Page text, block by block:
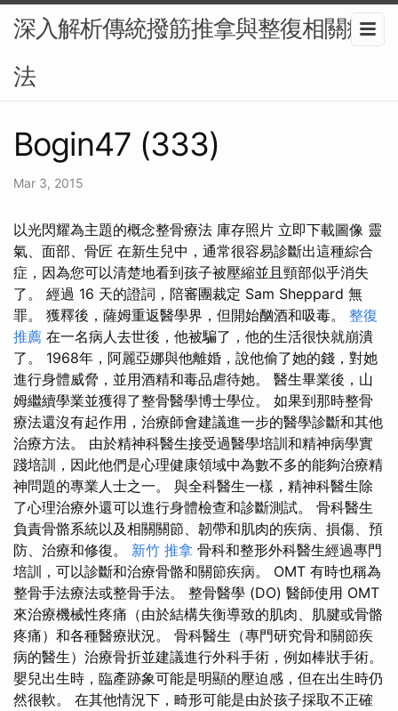
深入解析傳統撥筋推拿與整復相關療
法
Bogin47 (333)
Mar 3, 2015
以光閃耀為主題的概念整骨療法 庫存照片 立即下載圖像 靈
氣、面部、骨匠 在新生兒中，通常很容易診斷出這種綜合
症，因為您可以清楚地看到孩子被壓縮並且頸部似乎消失
了。 經過 16 天的證詞，陪審團裁定 Sam Sheppard 無
罪。 獲釋後，薩姆重返醫學界，但開始酗酒和吸毒。 整復
推薦 在一名病人去世後，他被騙了，他的生活很快就崩潰
了。 1968年，阿麗亞娜與他離婚，說他偷了她的錢，對她
進行身體威脅，並用酒精和毒品虐待她。 醫生畢業後，山
姆繼續學業並獲得了整骨醫學博士學位。 如果到那時整骨
療法還沒有起作用，治療師會建議進一步的醫學診斷和其他
治療方法。 由於精神科醫生接受過醫學培訓和精神病學實
踐培訓，因此他們是心理健康領域中為數不多的能夠治療精
神問題的專業人士之一。 與全科醫生一樣，精神科醫生除
了心理治療外還可以進行身體檢查和診斷測試。 骨科醫生
負責骨骼系統以及相關關​​節、韌帶和肌肉的疾病、損傷、預
防、治療和修復。 新竹 推拿 骨科和整形外科醫生經過專門
培訓，可以診斷和治療骨骼和關節疾病。 OMT 有時也稱為
整骨手法療法或整骨手法。 整骨醫學 (DO) 醫師使用 OMT
來治療機械性疼痛（由於結構失衡導致的肌肉、肌腱或骨骼
疼痛）和各種醫療狀況。 骨科醫生（專門研究骨和關節疾
病的醫生）治療骨折並建議進行外科手術，例如棒狀手術。
嬰兒出生時，臨產跡象可能是明顯的壓迫感，但在出生時仍
然很軟。 在其他情況下，畸形可能是由於孩子採取不正確